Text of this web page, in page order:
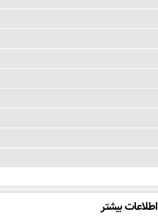
اطلاعات بیشتر